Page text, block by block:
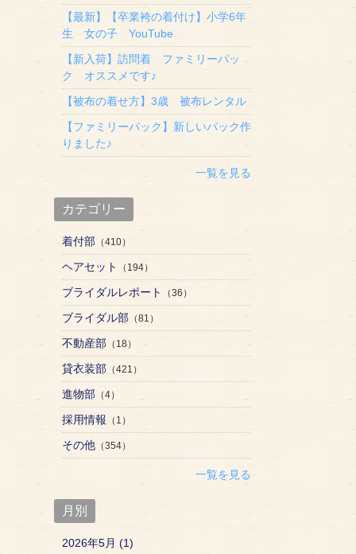
【最新】【卒業袴の着付け】小学6年
生 女の子 YouTube
【新入荷】訪問着 ファミリーパッ
ク オススメです♪
【被布の着せ方】3歳 被布レンタル
【ファミリーパック】新しいパック作
りました♪
一覧を見る
カテゴリー
着付部（410）
ヘアセット （194）
ブライダルレポート （36）
ブライダル部（81）
不動産部（18）
貸衣装部（421）
進物部（4）
採用情報 （1）
その他（354）
一覧を見る
月別
2026年5月 (1)